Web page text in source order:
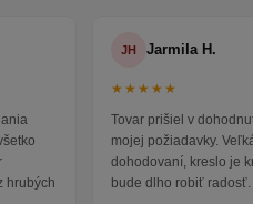
hrubých
JH Jarmila H.
★★★★★
Tovar prišiel v
mojej požiadavky.
dohodovaní, kreslo je
bude dlho robiť radosť.